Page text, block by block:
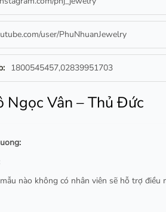
user/PhuNhuanJewelry
1800545457,02839951703
Ngọc Vân – Thủ Đức
nào không có nhân viên sẽ hỗ trợ